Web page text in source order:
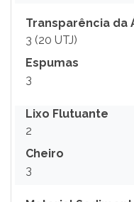
Transparência da
3 (20 UTJ)
Espumas
3
Lixo Flutuante
2
Cheiro
3